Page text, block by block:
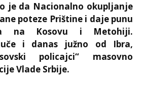
je da Nacionalno okupljanje
poteze Prištine i daje punu
na Kosovu i Metohiji.
i danas južno od Ibra,
policajci“ masovno
Vlade Srbije.